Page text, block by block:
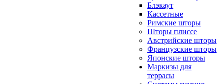
Блэкаут
Кассетные
Римские шторы
Шторы плиссе
Австрийские шторы
Французские шторы
Японские шторы
Маркизы для
террасы